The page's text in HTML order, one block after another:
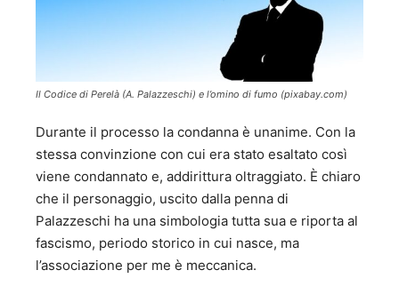
Il Codice di Perelà (A. Palazzeschi) e l’omino di fumo (pixabay.com)
Durante il processo la condanna è unanime. Con la
stessa convinzione con cui era stato esaltato così
viene condannato e, addirittura oltraggiato. È chiaro
che il personaggio, uscito dalla penna di
Palazzeschi ha una simbologia tutta sua e riporta al
fascismo, periodo storico in cui nasce, ma
l’associazione per me è meccanica.